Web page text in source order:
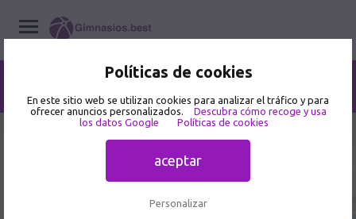
Políticas de cookies
En este sitio web se utilizan cookies para analizar el tráfico y para
ofrecer anuncios personalizados.
Descubra cómo recoge y usa
los datos Google
Políticas de cookies
aceptar
Personalizar
Aguascalientes /Aguascalientes
Gold's Gym Aguascalientes
130 opiniones de usuarios
Gold's Gym Aguascalientes -
Gimnasio en Monte Carlo 101